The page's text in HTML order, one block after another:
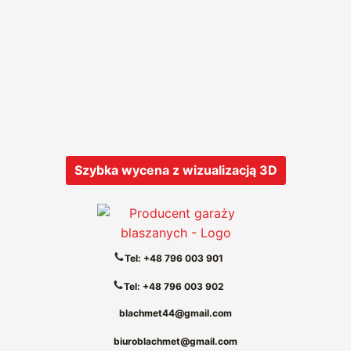
Szybka wycena z wizualizacją 3D
Tel: +48 796 003 901
Tel: +48 796 003 902
blachmet44@gmail.com
biuroblachmet@gmail.com